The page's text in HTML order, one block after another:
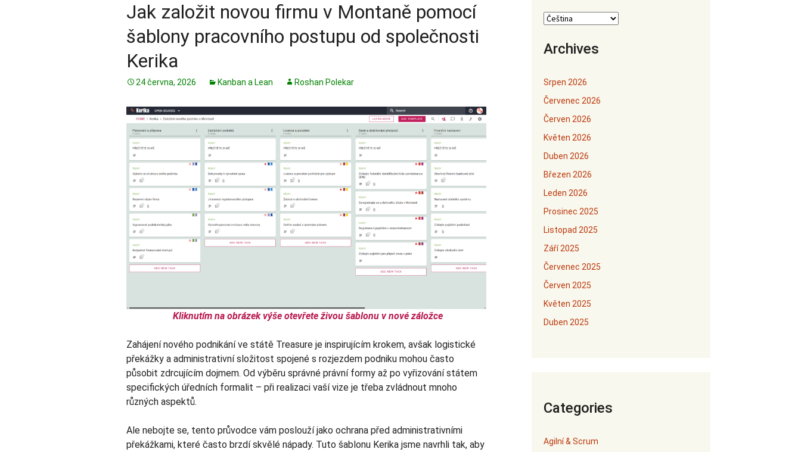
Jak založit novou firmu v Montaně pomocí
šablony pracovního postupu od společnosti
Kerika
24 června, 2026 Kanban a Lean Roshan Polekar
Kliknutím na obrázek výše otevřete živou šablonu v nové záložce
Zahájení nového podnikání ve státě Treasure je inspirujícím krokem, avšak logistické
překážky a administrativní složitost spojené s rozjezdem podniku mohou často
působit zdrcujícím dojmem. Od výběru správné právní formy až po vyřizování státem
specifických úředních formalit – při realizaci vaší vize je třeba zvládnout mnoho
různých aspektů.
Ale nebojte se, tento průvodce vám poslouží jako ochrana před administrativními
překážkami, které často brzdí skvělé nápady. Tuto šablonu Kerika jsme navrhli tak, aby
Archives
Srpen 2026
Červenec 2026
Červen 2026
Květen 2026
Duben 2026
Březen 2026
Leden 2026
Prosinec 2025
Listopad 2025
Září 2025
Červenec 2025
Červen 2025
Květen 2025
Duben 2025
Categories
Agilní & Scrum